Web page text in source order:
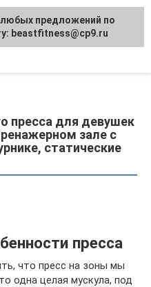
пресса для девушек
зале с
статические
пресса
что пресс на зоны мы
одна целая мускула, под
предложений по
beastfitness@cp9.ru